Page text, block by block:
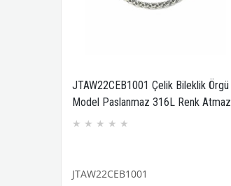
JTAW22CEB1001 Çelik Bileklik Örgü
Model Paslanmaz 316L Renk Atmaz
Janti Garantili
★ ★ ★ ★ ★
JTAW22CEB1001